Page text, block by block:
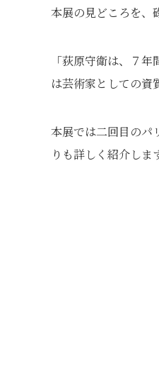
本展の見どころを、
「荻原守衛は、７
は芸術家としての資
本展では二回目のパ
りも詳しく紹介しま